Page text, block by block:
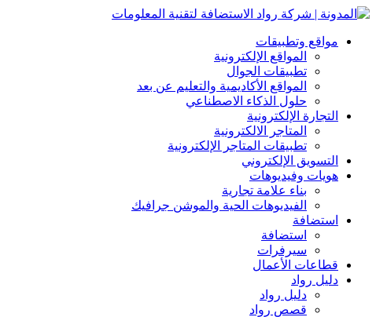
مواقع وتطبيقات
المواقع الإلكترونية
تطبيقات الجوال
المواقع الأكاديمية والتعليم عن بعد
حلول الذكاء الاصطناعي
التجارة الإلكترونية
المتاجر الالكترونية
تطبيقات المتاجر الإلكترونية
التسويق الإلكتروني
هويات وفيديوهات
بناء علامة تجارية
الفيديوهات الحية والموشن جرافيك
استضافة
استضافة
سيرفرات
قطاعات الأعمال
دليل رواد
دليل رواد
قصص رواد